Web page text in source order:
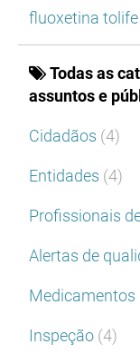
fluoxetina tolife
Todas as
assuntos e
Cidadãos (4)
Entidades (4)
Profissionais
Alertas de
Medicamentos
Inspeção (4)